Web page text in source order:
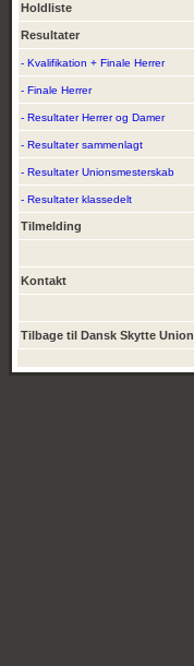
Holdliste
Resultater
- Kvalifikation + Finale Herrer
- Finale Herrer
- Resultater Herrer og Damer
- Resultater sammenlagt
- Resultater Unionsmesterskab
- Resultater klassedelt
Tilmelding
Kontakt
Tilbage til Dansk Skytte Union